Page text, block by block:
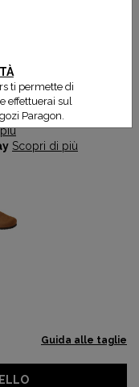
Scopri di più
Guida alle taglie
ti permette di
effettuerai sul
Paragon.